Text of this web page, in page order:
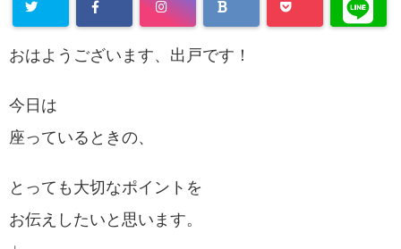
おはようございます、出戸です！
今日は
座っているときの、
とっても大切なポイントを
お伝えしたいと思います。